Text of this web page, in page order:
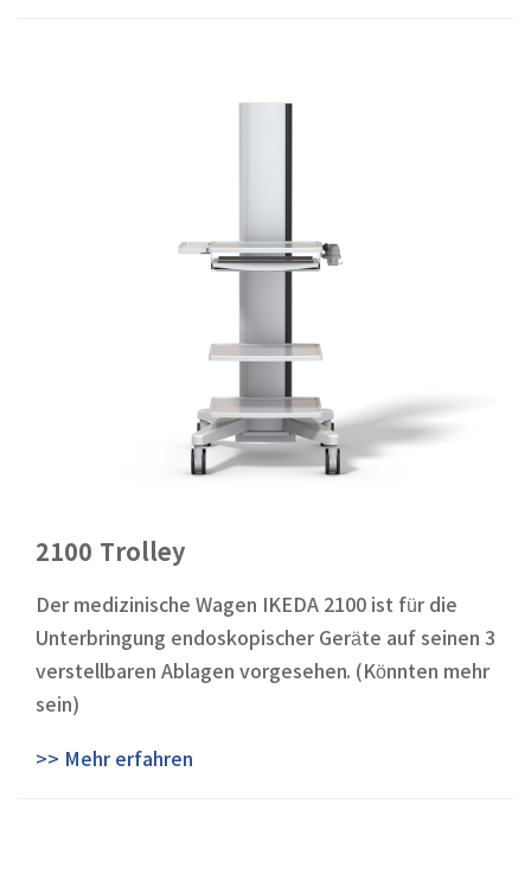
2100 Trolley
Der medizinische Wagen IKEDA 2100 ist für die
Unterbringung endoskopischer Geräte auf seinen 3
verstellbaren Ablagen vorgesehen. (Könnten mehr
sein)
>> Mehr erfahren